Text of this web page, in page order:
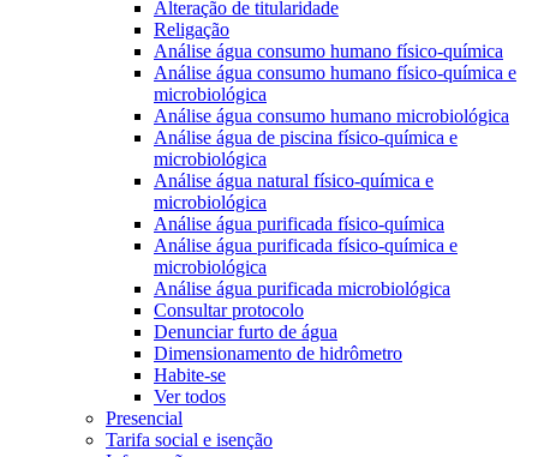
Alteração de titularidade
Religação
Análise água consumo humano físico-química
Análise água consumo humano físico-química e
microbiológica
Análise água consumo humano microbiológica
Análise água de piscina físico-química e
microbiológica
Análise água natural físico-química e
microbiológica
Análise água purificada físico-química
Análise água purificada físico-química e
microbiológica
Análise água purificada microbiológica
Consultar protocolo
Denunciar furto de água
Dimensionamento de hidrômetro
Habite-se
Ver todos
Presencial
Tarifa social e isenção